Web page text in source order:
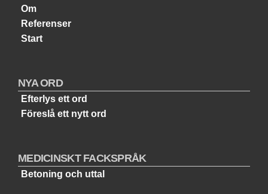
Om
Referenser
Start
NYA ORD
Efterlys ett ord
Föreslå ett nytt ord
MEDICINSKT FACKSPRÅK
Betoning och uttal